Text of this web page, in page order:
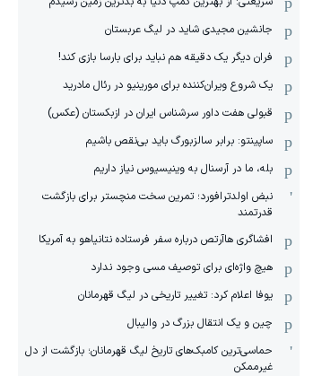
جانشین مجیدی شاید در لیگ عربستان
فران دیگر یک دقیقه هم نباید برای بارسا بازی کند!
یک شروع ویران‌کننده برای مورینیو در رئال مادرید
قبولی هفت داور سرشناس ایران در ازبکستان (عکس)
ساپینتو: برابر سالزبورگ باید بی‌نقص باشیم
بله، ما در آرسنال به وینیسیوس نیاز داریم
نبض اولدترافورد؛ تمرین سخت منچستر برای بازگشت
قدرتمند
افشاگری هاآرتص درباره سفر فرستاده نتانیاهو به آمریکا
هیچ واژه‌ای برای توصیف مسی وجود ندارد
یوفا اعلام کرد: تغییر تاریخی در لیگ قهرمانان
چین و یک انتقال بزرگ در والیبال
حماسی‌ترین کامبک‌های تاریخ لیگ قهرمانان؛ بازگشت از دل
غیرممکن